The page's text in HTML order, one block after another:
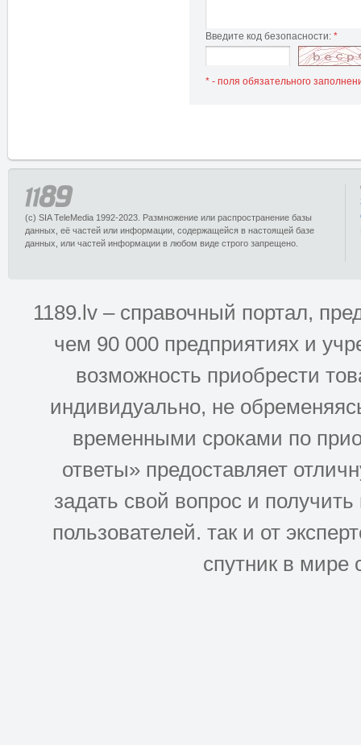
Введите код безопасности: *
* - поля обязательного
(c) SIA TeleMedia 1992-2023. Размножение или распространение базы
данных, её частей или информации, содержащейся в настоящей базе
данных, или частей информации в любом виде строго запрещено.
1189.lv – справочный портал,
чем 90 000 предприятиях и
возможность приобрести
индивидуально, не
временными сроками по
ответы» предоставляет
задать свой вопрос и
пользователей. так и от
спутник в